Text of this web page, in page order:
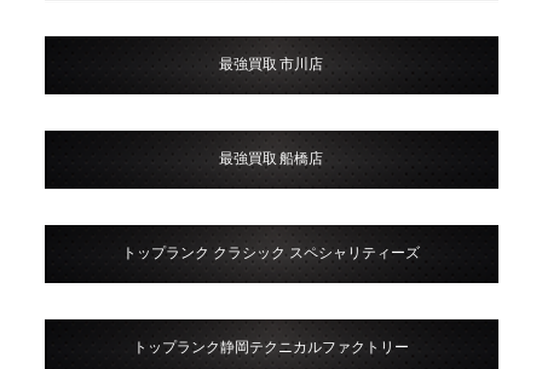
最強買取 市川店
最強買取 船橋店
トップランク クラシック スペシャリティーズ
トップランク静岡テクニカルファクトリー